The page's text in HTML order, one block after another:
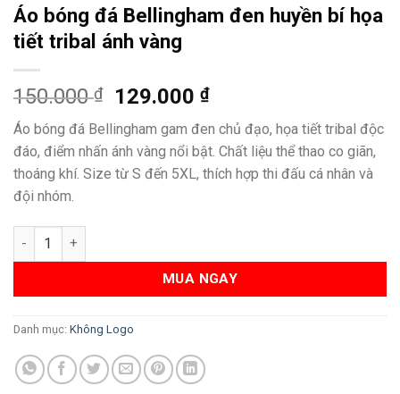
Áo bóng đá Bellingham đen huyền bí họa
tiết tribal ánh vàng
150.000₫
Giá
gốc
là:
150.000 ₫.
129.000₫Giá
hiện
tại
là:
129.000 ₫.
Áo bóng đá Bellingham gam đen chủ đạo, họa tiết tribal độc
đáo, điểm nhấn ánh vàng nổi bật. Chất liệu thể thao co giãn,
thoáng khí. Size từ S đến 5XL, thích hợp thi đấu cá nhân và
đội nhóm.
Áo bóng đá Bellingham đen huyền bí họa tiết tribal ánh vàng
MUA NGAY
Danh mục: Không Logo